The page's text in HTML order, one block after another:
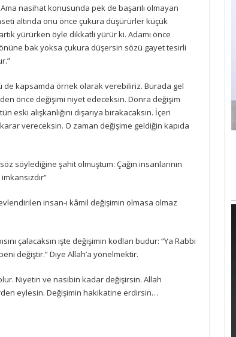
Ama nasihat konusunda pek de başarılı olmayan
altında onu önce çukura düşürürler küçük
yürürken öyle dikkatli yürür ki. Adamı önce
bak yoksa çukura düşersin sözü gayet tesirli
de kapsamda örnek olarak verebiliriz. Burada gel
önce değişimi niyet edeceksin. Donra değişim
eski alışkanlığını dışarıya bırakacaksın. İçeri
vereceksin. O zaman değişime geldiğin kapıda
söylediğine şahit olmuştum: Çağın insanlarının
insan-ı kâmil değişimin olmasa olmaz
çalacaksın işte değişimin kodları budur: “Ya Rabbi
değiştir.” Diye Allah’a yönelmektir.
Niyetin ve nasibin kadar değişirsin. Allah
eylesin. Değişimin hakikatine erdirsin…